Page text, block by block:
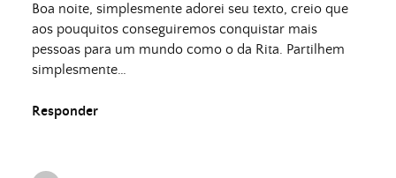
Boa noite, simplesmente adorei seu texto, creio que
aos pouquitos conseguiremos conquistar mais
pessoas para um mundo como o da Rita. Partilhem
simplesmente…
Responder